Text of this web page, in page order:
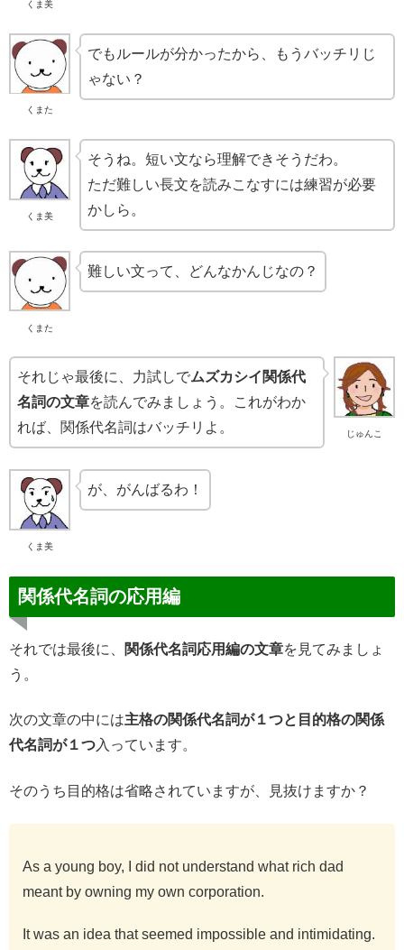
くま美
くまた
でもルールが分かったから、もうバッチリじ
ゃない？
くま美
そうね。短い文なら理解できそうだわ。
ただ難しい長文を読みこなすには練習が必要
かしら。
くまた
難しい文って、どんなかんじなの？
じゅんこ
それじゃ最後に、力試しでムズカシイ関係代
名詞の文章を読んでみましょう。これがわか
れば、関係代名詞はバッチリよ。
くま美
が、がんばるわ！
関係代名詞の応用編
それでは最後に、 関係代名詞応用編の文章を見てみましょ
う。
次の文章の中には主格の関係代名詞が１つと目的格の関係
代名詞が１つ入っています。
そのうち目的格は省略されていますが、見抜けますか？
As a young boy, I did not understand what rich dad
meant by owning my own corporation.
It was an idea that seemed impossible and intimidating.